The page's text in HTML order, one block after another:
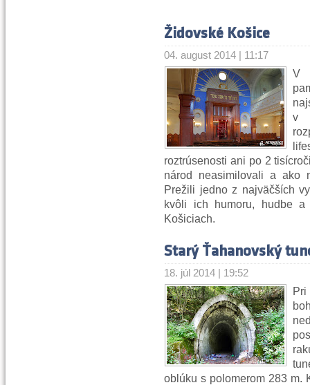
Židovské Košice
04. august 2014 | 11:17
V
v
roztrúsenosti ani po 2
národ neasimilovali a ako
Prežili jedno z najväčších
kvôli ich humoru, hudbe
Košiciach.
Starý Ťahanovský
18. júl 2014 | 19:52
oblúku s polomerom 283 m.